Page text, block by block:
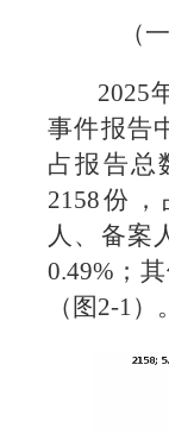
（
2025
事件报告
占报告总
2158份
人、备案
0.49%；
（图2-1）。